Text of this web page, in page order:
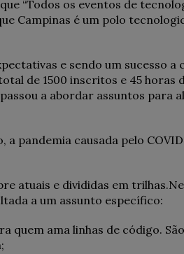
“Todos os eventos de
Campinas é um polo
e sendo um sucesso a
de 1500 inscritos e 45 horas
a abordar assuntos para
pandemia causada pelo
atuais e divididas em
a um assunto específico:
quem ama linhas de código.